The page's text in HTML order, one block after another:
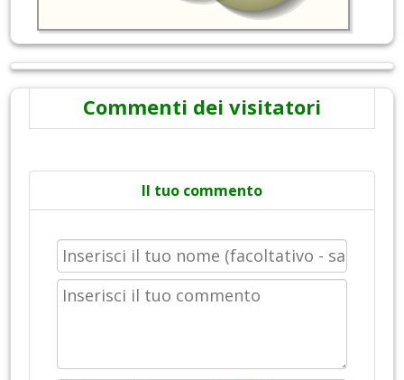
Commenti dei visitatori
Il tuo commento